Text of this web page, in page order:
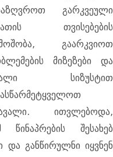
გარკვეული
თვისებების
გაარკვიოთ
მიზეზები და
სიზუსტით
ითვლებოდა,
წინაპრების შესახებ
და განწირულნი იყვნენ